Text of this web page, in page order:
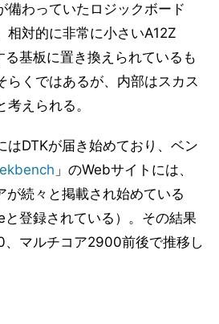
備わっていたロジックボード
相対的に非常に小さいA12Z
基板に置き換えられているも
らくではあるが、内部はスカス
えられる。
はDTKが届き始めており、ベン
」のWebサイトには、
が続々と掲載され始めている
と登録されている）。その結果
、マルチコア2900前後で推移し